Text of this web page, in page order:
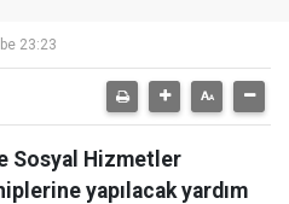
23:23
Sosyal Hizmetler
yapılacak yardım